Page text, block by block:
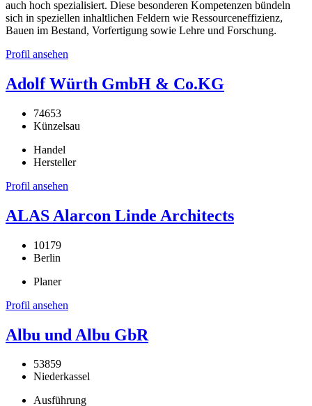
auch hoch spezialisiert. Diese besonderen Kompetenzen bündeln
sich in speziellen inhaltlichen Feldern wie Ressourceneffizienz,
Bauen im Bestand, Vorfertigung sowie Lehre und Forschung.
Profil ansehen
Adolf Würth GmbH & Co.KG
74653
Künzelsau
Handel
Hersteller
Profil ansehen
ALAS Alarcon Linde Architects
10179
Berlin
Planer
Profil ansehen
Albu und Albu GbR
53859
Niederkassel
Ausführung